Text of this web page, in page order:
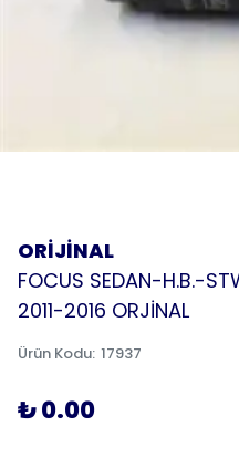
ORİJİNAL
FOCUS SEDAN-H.B.-
2011-2016 ORJİNAL
Ürün Kodu: 17937
₺ 0.00